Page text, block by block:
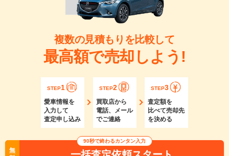
複数の見積もりを比較して
最高額で売却しよう!
STEP1
愛車情報を
入力して
査定申し込み
STEP2
買取店から
電話、メール
でご連絡
STEP3
査定額を
比べて売却先
を決める
無
90秒で終わるカンタン入力